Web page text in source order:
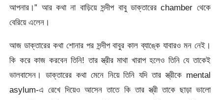
আপনার।” আর কথা না বাড়িয়ে সন্দীপ বাবু ডাক্তারের chamber থেকে
বেরিয়ে এলেন।
আজ ডাক্তারের কথা শোনার পর সন্দীপ বাবুর কাল ব্যাঙ্কে যাবারও মন নেই।
কি করে কাজ করবেন তিনি! তার স্ত্রীর মাথা খারাপ হলেও তিনি যে তাকেই
ভালবাসেন। ডাক্তারের কথা মেনে নিয়ে তিনি যদি তার স্ত্রীকে mental
asylum-এ রেখে দিয়েও আসেন তাতে কি তার স্ত্রী তাকে ছাড়া ভালো